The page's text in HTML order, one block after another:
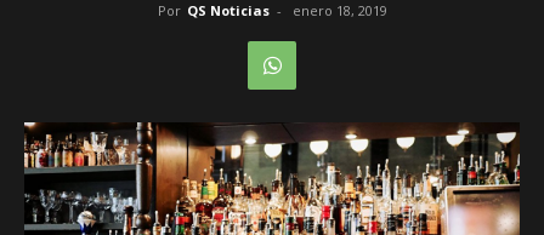
Por QS Noticias - enero 18, 2019